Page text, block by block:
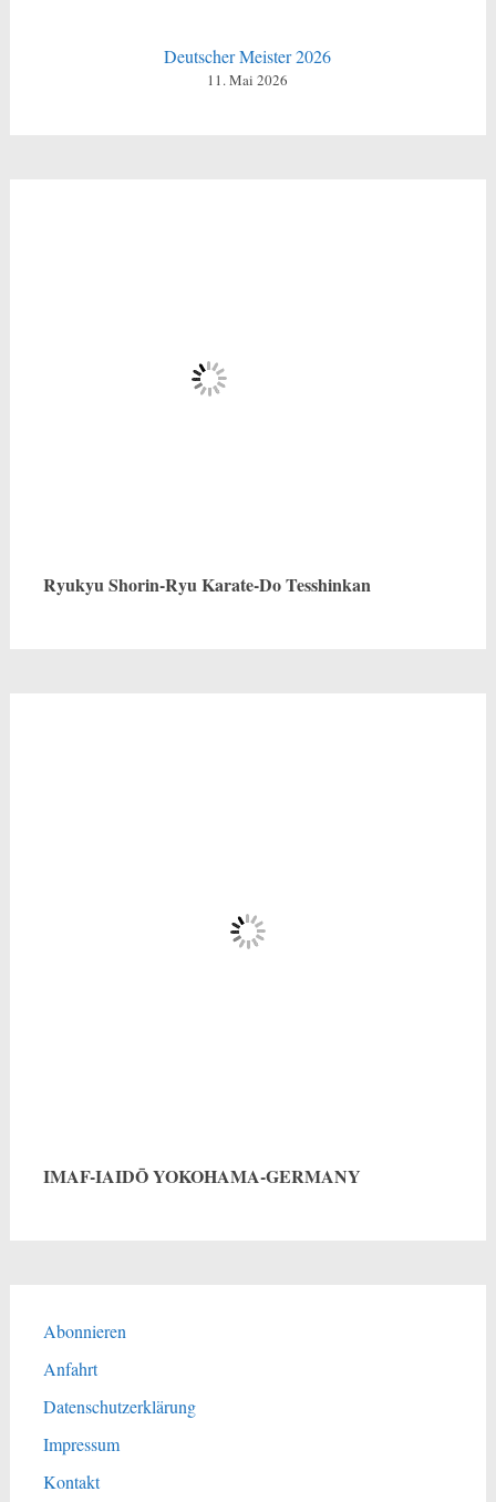
Deutscher Meister 2026
11. Mai 2026
Ryukyu Shorin-Ryu Karate-Do Tesshinkan
IMAF-IAIDŌ YOKOHAMA-GERMANY
Abonnieren
Anfahrt
Datenschutzerklärung
Impressum
Kontakt